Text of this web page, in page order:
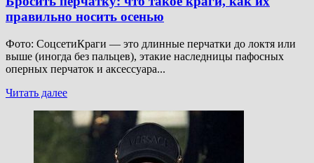
правильно носить осенью
Фото: СоцсетиКраги — это длинные перчатки до локтя или
выше (иногда без пальцев), этакие наследницы пафосных
оперных перчаток и аксессуара...
Читать далееПрочитать
Бросить